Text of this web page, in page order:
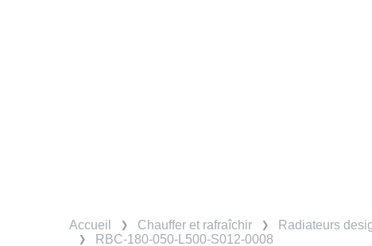
Accueil Chauffer et rafraîchir Radiateurs
RBC-180-050-L500-S012-0008